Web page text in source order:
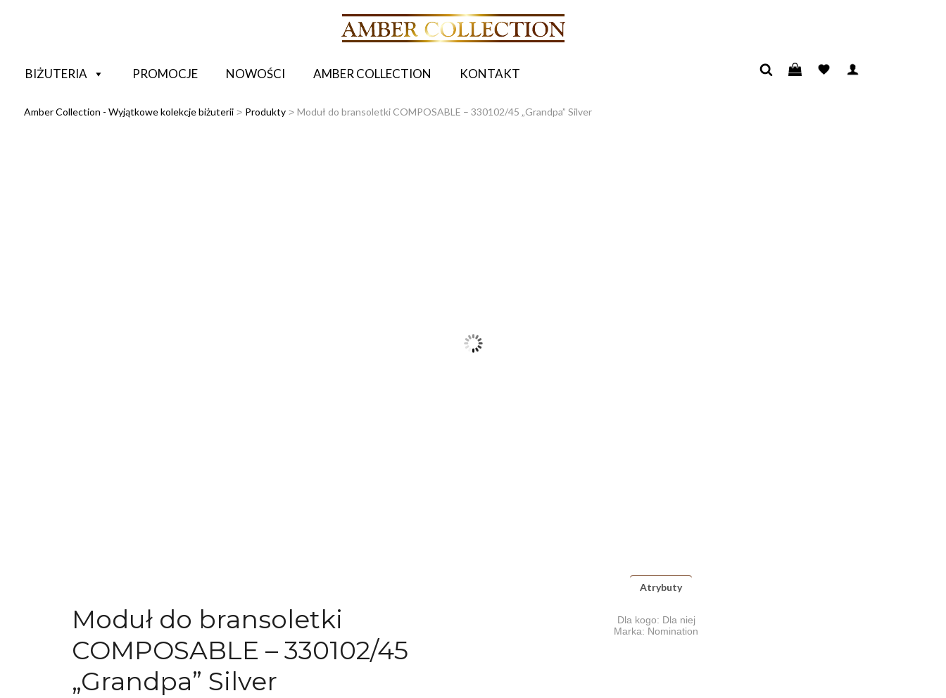
BIŻUTERIA PROMOCJE NOWOŚCI AMBER COLLECTION KONTAKT
Amber Collection - Wyjątkowe kolekcje biżuterii > Produkty > Moduł do bransoletki COMPOSABLE – 330102/45 „Grandpa” Silver
Moduł do bransoletki
COMPOSABLE – 330102/45
„Grandpa” Silver
Atrybuty
Dla kogo: Dla niej
Marka: Nomination